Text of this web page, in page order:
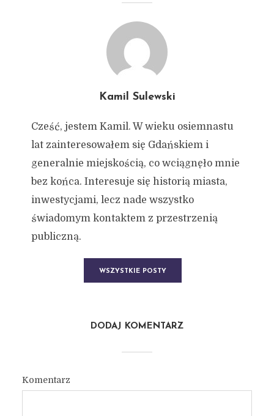
Kamil Sulewski
Cześć, jestem Kamil. W wieku osiemnastu
lat zainteresowałem się Gdańskiem i
generalnie miejskością, co wciągnęło mnie
bez końca. Interesuje się historią miasta,
inwestycjami, lecz nade wszystko
świadomym kontaktem z przestrzenią
publiczną.
WSZYSTKIE POSTY
DODAJ KOMENTARZ
Komentarz